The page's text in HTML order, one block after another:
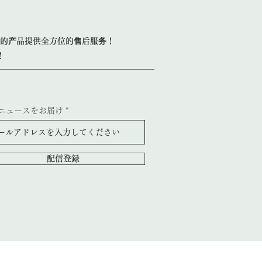
产品提供全方位的售后服务！
ュースをお届け
配信登録